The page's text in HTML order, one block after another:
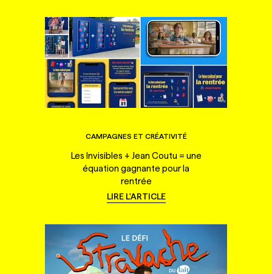
CAMPAGNES ET CRÉATIVITÉ
Les Invisibles + Jean Coutu = une
équation gagnante pour la
rentrée
LIRE L'ARTICLE